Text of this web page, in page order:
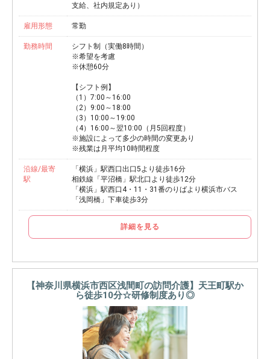
支給、社内規定あり）
雇用形態 常勤
勤務時間
シフト制（実働8時間）
※希望を考慮
※休憩60分
【シフト例】
（1）7:00～16:00
（2）9:00～18:00
（3）10:00～19:00
（4）16:00～翌10:00（月5回程度）
※施設によって多少の時間の変更あり
※残業は月平均10時間程度
沿線/最寄
駅
「横浜」駅西口出口5より徒歩16分
相鉄線「平沼橋」駅北口より徒歩12分
「横浜」駅西口4・11・31番のりばより横浜市バス
「浅岡橋」下車徒歩3分
詳細を見る
【神奈川県横浜市西区浅間町の訪問介護】天王町駅か
ら徒歩10分☆研修制度あり◎